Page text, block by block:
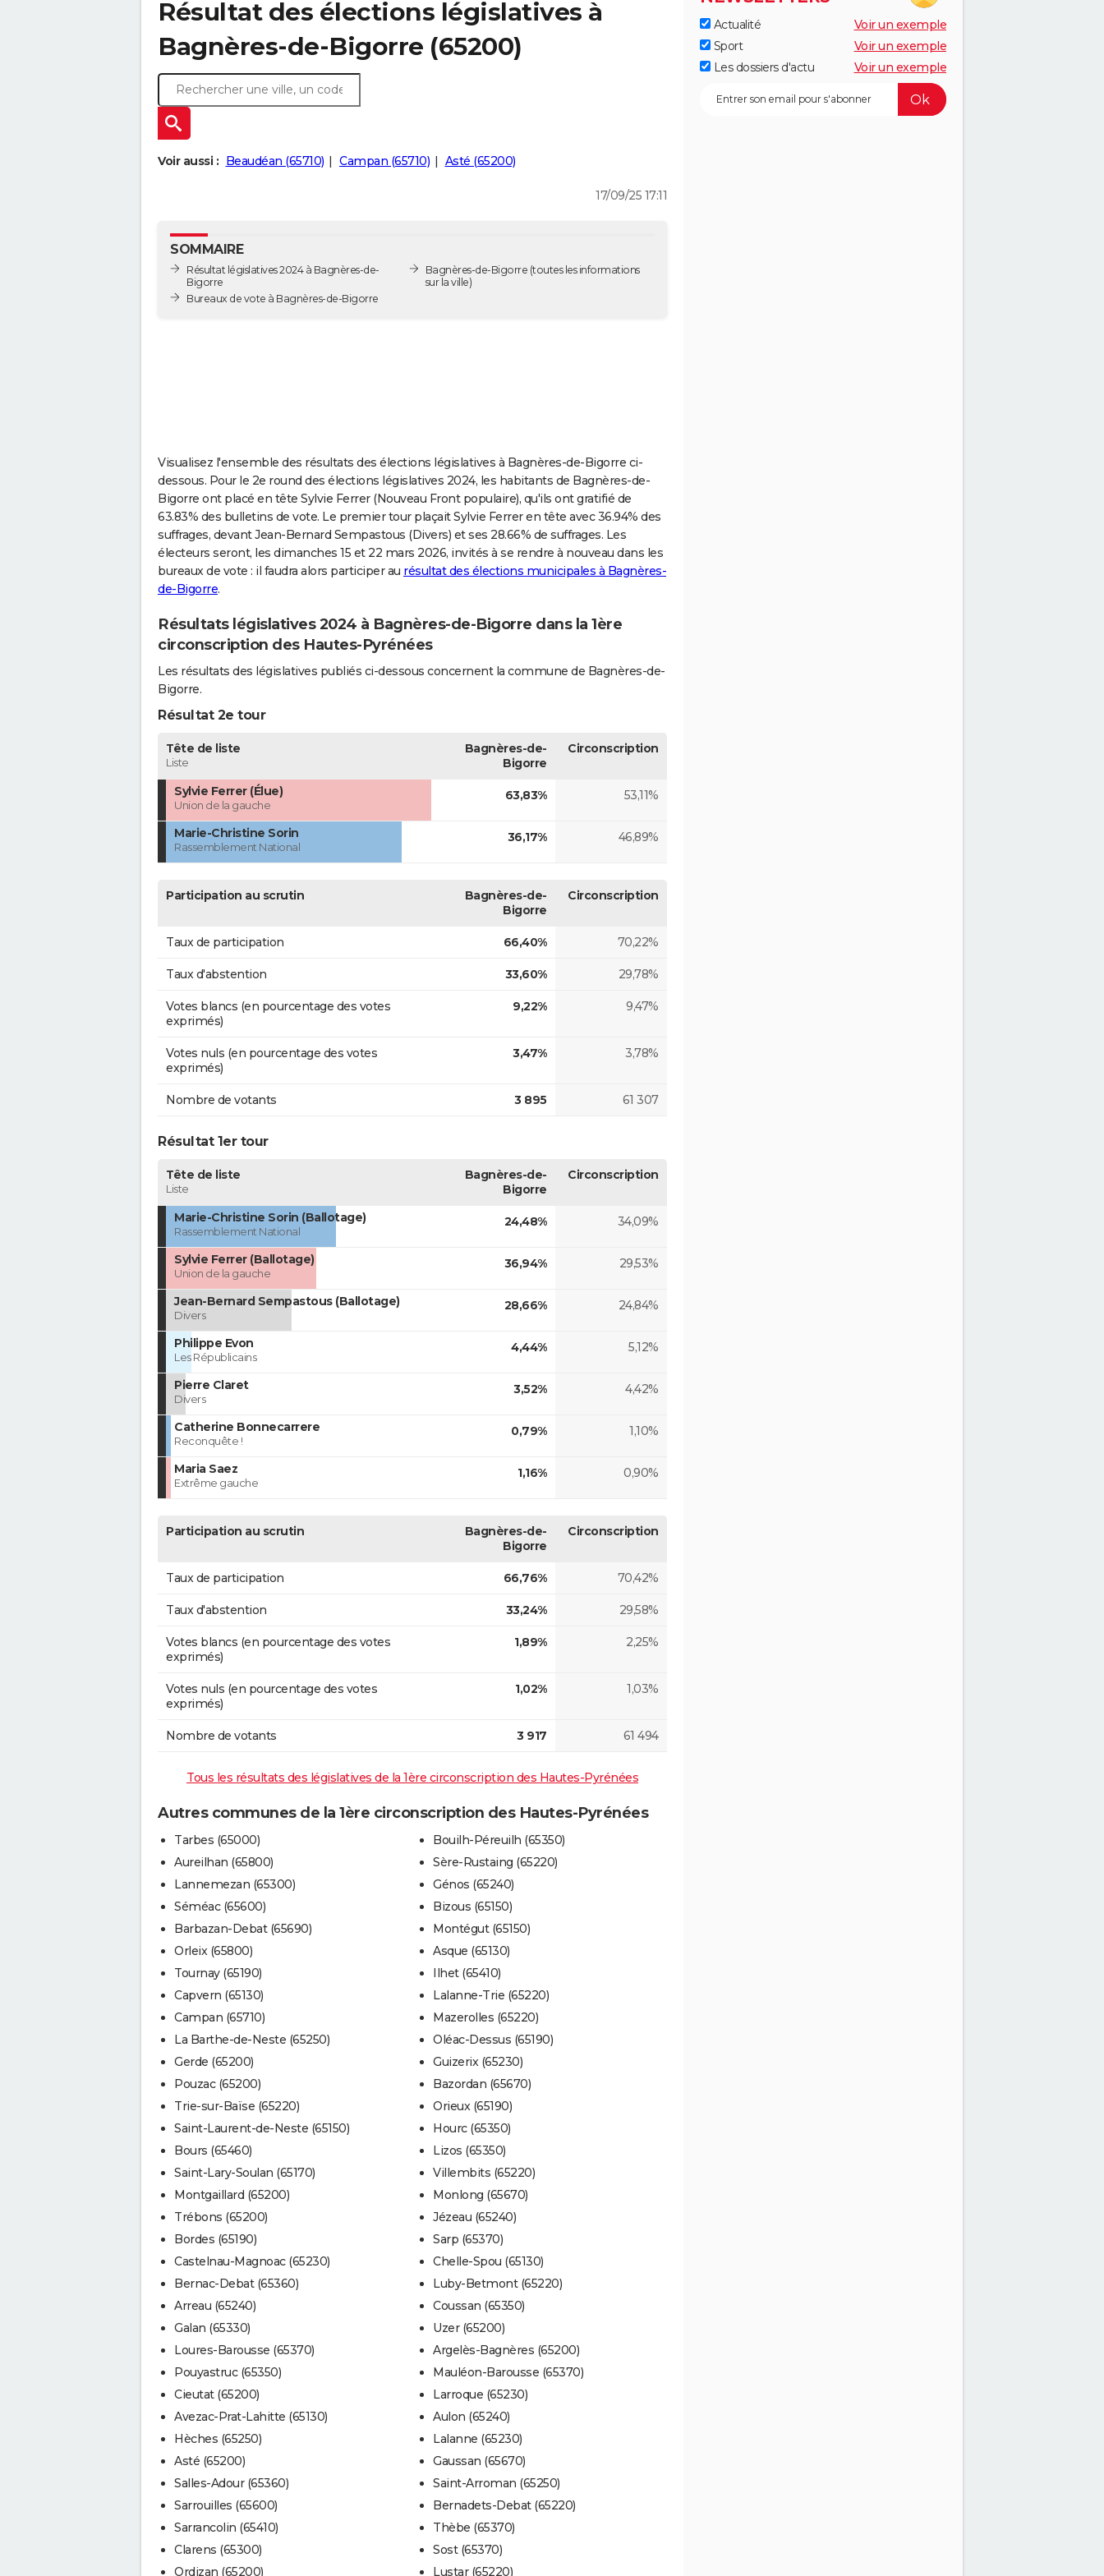
Résultat des élections législatives à
Bagnères-de-Bigorre (65200)
Voir aussi : Beaudéan (65710) Campan (65710) Asté (65200)
17/09/25 17:11
SOMMAIRE
Résultat législatives 2024 à Bagnères-de-
Bigorre
Bureaux de vote à Bagnères-de-Bigorre
Bagnères-de-Bigorre (toutes les informations
sur la ville)
Visualisez l'ensemble des résultats des élections législatives à Bagnères-de-Bigorre ci-
dessous. Pour le 2e round des élections législatives 2024, les habitants de Bagnères-de-
Bigorre ont placé en tête Sylvie Ferrer (Nouveau Front populaire), qu'ils ont gratifié de
63.83% des bulletins de vote. Le premier tour plaçait Sylvie Ferrer en tête avec 36.94% des
suffrages, devant Jean-Bernard Sempastous (Divers) et ses 28.66% de suffrages. Les
électeurs seront, les dimanches 15 et 22 mars 2026, invités à se rendre à nouveau dans les
bureaux de vote : il faudra alors participer au résultat des élections municipales à Bagnères-
de-Bigorre.
Résultats législatives 2024 à Bagnères-de-Bigorre dans la 1ère
circonscription des Hautes-Pyrénées
Les résultats des législatives publiés ci-dessous concernent la commune de Bagnères-de-
Bigorre.
Résultat 2e tour
Tête de liste
Liste
Bagnères-de-
Bigorre
Circonscription
Sylvie Ferrer (Élue)
Union de la gauche
63,83% 53,11%
Marie-Christine Sorin
Rassemblement National
36,17% 46,89%
Participation au scrutin
Bagnères-de-
Bigorre
Circonscription
Taux de participation 66,40% 70,22%
Taux d'abstention 33,60% 29,78%
Votes blancs (en pourcentage des votes
exprimés)
9,22% 9,47%
Votes nuls (en pourcentage des votes
exprimés)
3,47% 3,78%
Nombre de votants 3 895 61 307
Résultat 1er tour
Tête de liste
Liste
Bagnères-de-
Bigorre
Circonscription
Marie-Christine Sorin (Ballotage)
Rassemblement National
24,48% 34,09%
Sylvie Ferrer (Ballotage)
Union de la gauche
36,94% 29,53%
Jean-Bernard Sempastous (Ballotage)
Divers
28,66% 24,84%
Philippe Evon
Les Républicains
4,44% 5,12%
Pierre Claret
Divers
3,52% 4,42%
Catherine Bonnecarrere
Reconquête !
0,79% 1,10%
Maria Saez
Extrême gauche
1,16% 0,90%
Participation au scrutin
Bagnères-de-
Bigorre
Circonscription
Taux de participation 66,76% 70,42%
Taux d'abstention 33,24% 29,58%
Votes blancs (en pourcentage des votes
exprimés)
1,89% 2,25%
Votes nuls (en pourcentage des votes
exprimés)
1,02% 1,03%
Nombre de votants 3 917 61 494
Tous les résultats des législatives de la 1ère circonscription des Hautes-Pyrénées
Autres communes de la 1ère circonscription des Hautes-Pyrénées
Tarbes (65000)
Aureilhan (65800)
Lannemezan (65300)
Séméac (65600)
Barbazan-Debat (65690)
Orleix (65800)
Tournay (65190)
Capvern (65130)
Campan (65710)
La Barthe-de-Neste (65250)
Gerde (65200)
Pouzac (65200)
Trie-sur-Baïse (65220)
Saint-Laurent-de-Neste (65150)
Bours (65460)
Saint-Lary-Soulan (65170)
Montgaillard (65200)
Trébons (65200)
Bordes (65190)
Castelnau-Magnoac (65230)
Bernac-Debat (65360)
Arreau (65240)
Galan (65330)
Loures-Barousse (65370)
Pouyastruc (65350)
Cieutat (65200)
Avezac-Prat-Lahitte (65130)
Hèches (65250)
Asté (65200)
Salles-Adour (65360)
Sarrouilles (65600)
Sarrancolin (65410)
Clarens (65300)
Ordizan (65200)
Bouilh-Péreuilh (65350)
Sère-Rustaing (65220)
Génos (65240)
Bizous (65150)
Montégut (65150)
Asque (65130)
Ilhet (65410)
Lalanne-Trie (65220)
Mazerolles (65220)
Oléac-Dessus (65190)
Guizerix (65230)
Bazordan (65670)
Orieux (65190)
Hourc (65350)
Lizos (65350)
Villembits (65220)
Monlong (65670)
Jézeau (65240)
Sarp (65370)
Chelle-Spou (65130)
Luby-Betmont (65220)
Coussan (65350)
Uzer (65200)
Argelès-Bagnères (65200)
Mauléon-Barousse (65370)
Larroque (65230)
Aulon (65240)
Lalanne (65230)
Gaussan (65670)
Saint-Arroman (65250)
Bernadets-Debat (65220)
Thèbe (65370)
Sost (65370)
Lustar (65220)
Actualité
Voir un exemple
Sport
Voir un exemple
Les dossiers d'actu
Voir un exemple